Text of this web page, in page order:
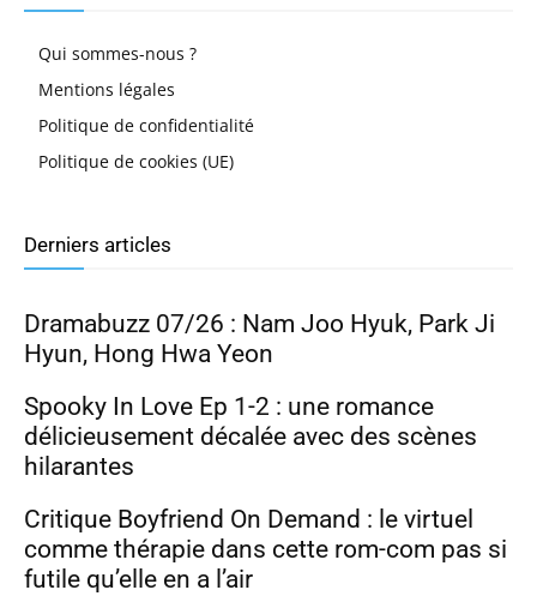
Qui sommes-nous ?
Mentions légales
Politique de confidentialité
Politique de cookies (UE)
Derniers articles
Dramabuzz 07/26 : Nam Joo Hyuk, Park Ji
Hyun, Hong Hwa Yeon
Spooky In Love Ep 1-2 : une romance
délicieusement décalée avec des scènes
hilarantes
Critique Boyfriend On Demand : le virtuel
comme thérapie dans cette rom-com pas si
futile qu’elle en a l’air